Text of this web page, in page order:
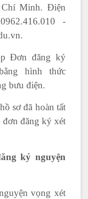
Minh. Điện
-
Đơn đăng ký
hình thức
bưu điện.
sơ đã hoàn tất
đăng ký xét
ký nguyện
vọng xét